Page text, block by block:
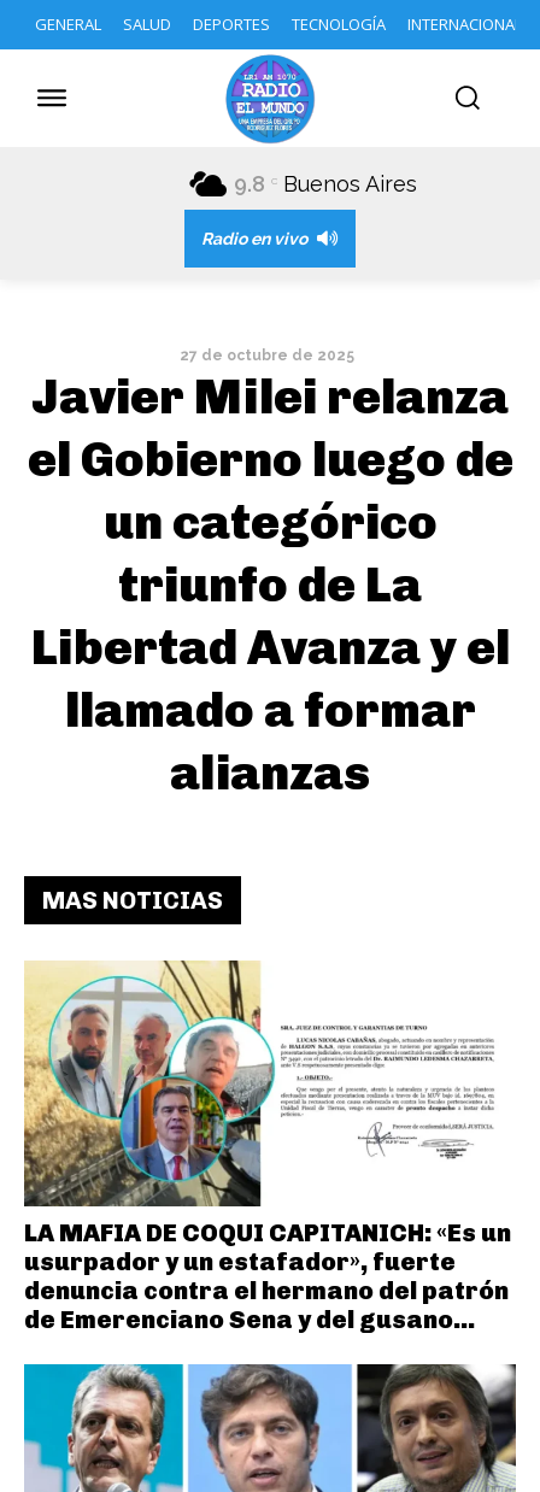
GENERAL SALUD DEPORTES TECNOLOGÍA INTERNACIONAL
9.8 C Buenos Aires
Radio en vivo
27 de octubre de 2025
Javier Milei relanza
el Gobierno luego de
un categórico
triunfo de La
Libertad Avanza y el
llamado a formar
alianzas
MAS NOTICIAS
LA MAFIA DE COQUI CAPITANICH: «Es un
usurpador y un estafador», fuerte
denuncia contra el hermano del patrón
de Emerenciano Sena y del gusano...